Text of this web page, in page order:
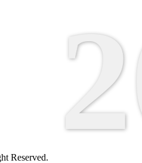
Reserved.